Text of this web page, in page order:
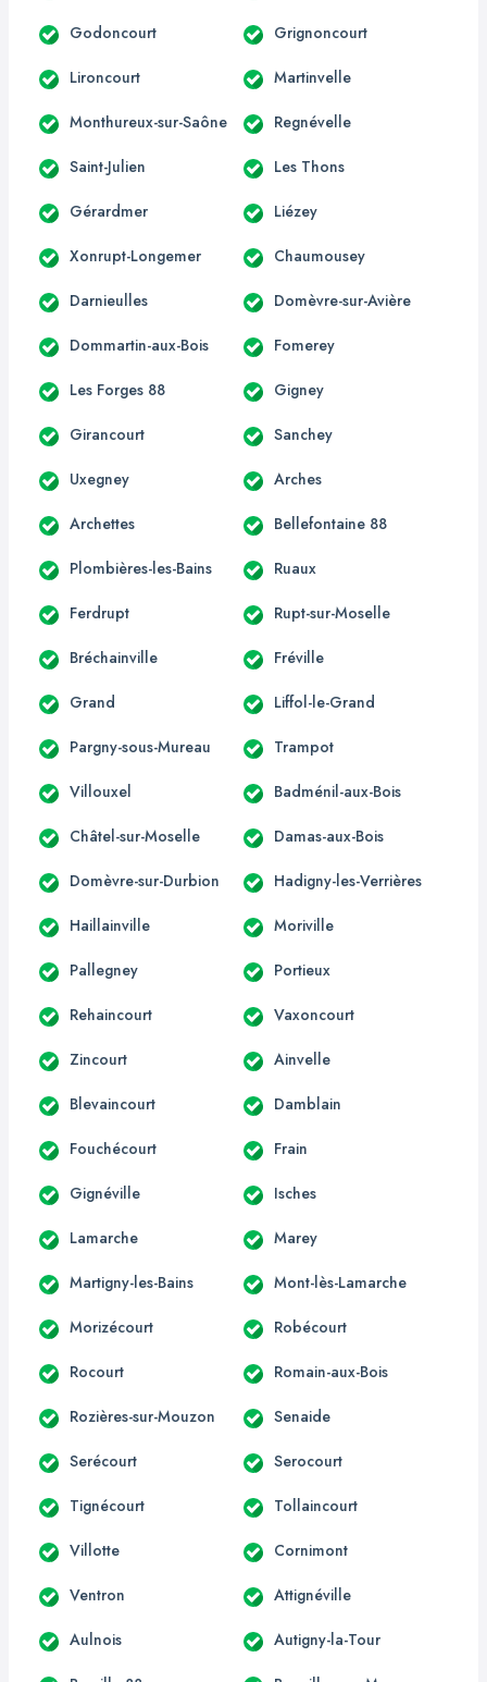
Godoncourt Grignoncourt
Lironcourt Martinvelle
Monthureux-sur-Saône Regnévelle
Saint-Julien Les Thons
Gérardmer Liézey
Xonrupt-Longemer Chaumousey
Darnieulles Domèvre-sur-Avière
Dommartin-aux-Bois Fomerey
Les Forges 88 Gigney
Girancourt Sanchey
Uxegney Arches
Archettes Bellefontaine 88
Plombières-les-Bains Ruaux
Ferdrupt Rupt-sur-Moselle
Bréchainville Fréville
Grand Liffol-le-Grand
Pargny-sous-Mureau Trampot
Villouxel Badménil-aux-Bois
Châtel-sur-Moselle Damas-aux-Bois
Domèvre-sur-Durbion Hadigny-les-Verrières
Haillainville Moriville
Pallegney Portieux
Rehaincourt Vaxoncourt
Zincourt Ainvelle
Blevaincourt Damblain
Fouchécourt Frain
Gignéville Isches
Lamarche Marey
Martigny-les-Bains Mont-lès-Lamarche
Morizécourt Robécourt
Rocourt Romain-aux-Bois
Rozières-sur-Mouzon Senaide
Serécourt Serocourt
Tignécourt Tollaincourt
Villotte Cornimont
Ventron Attignéville
Aulnois Autigny-la-Tour